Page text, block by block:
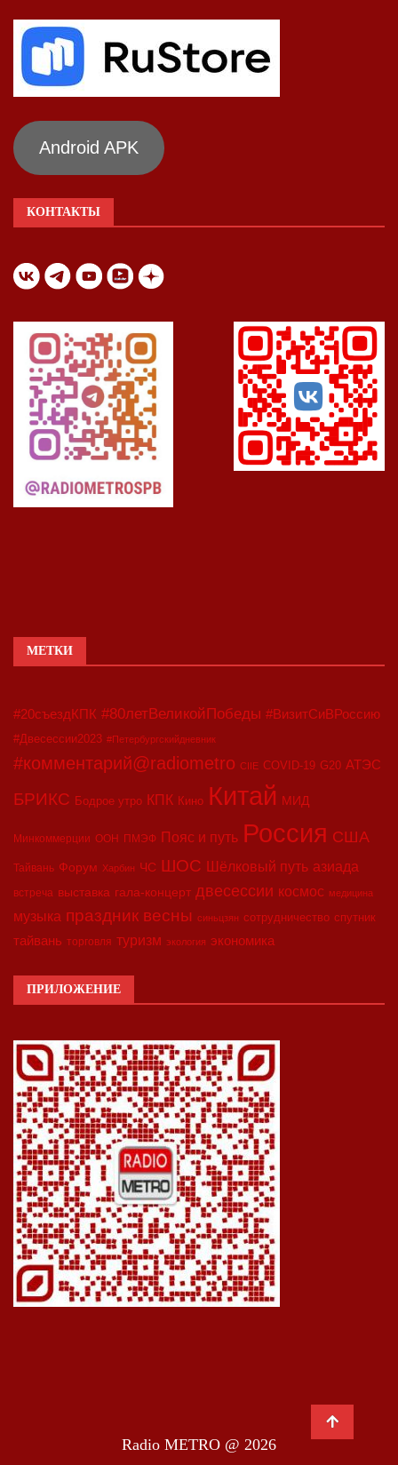
Android APK
КОНТАКТЫ
МЕТКИ
#20съездКПК #80летВеликойПобеды #ВизитСиВРоссию
#Двесессии2023 #Петербургскийдневник
#комментарий@radiometro CIIE COVID-19 G20 АТЭС
БРИКС Бодрое утро КПК Кино Китай МИД
Минкоммерции ООН ПМЭФ Пояс и путь Россия США
Тайвань Форум Харбин ЧС ШОС Шёлковый путь азиада
встреча выставка гала-концерт двесессии космос медицина
музыка праздник весны синьцзян сотрудничество спутник
тайвань торговля туризм экология экономика
ПРИЛОЖЕНИЕ
Radio METRO @ 2026